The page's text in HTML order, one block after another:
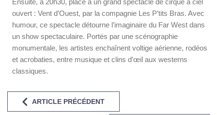
Ensuite, à 20h30, place à un grand spectacle de cirque à ciel
ouvert : Vent d’Ouest, par la compagnie Les P’tits Bras. Avec
humour, ce spectacle détourne l’imaginaire du Far West dans
un show spectaculaire. Portés par une scénographie
monumentale, les artistes enchaînent voltige aérienne, rodéos
et acrobaties, entre musique et clins d’œil aux westerns
classiques.
ARTICLE PRÉCÉDENT